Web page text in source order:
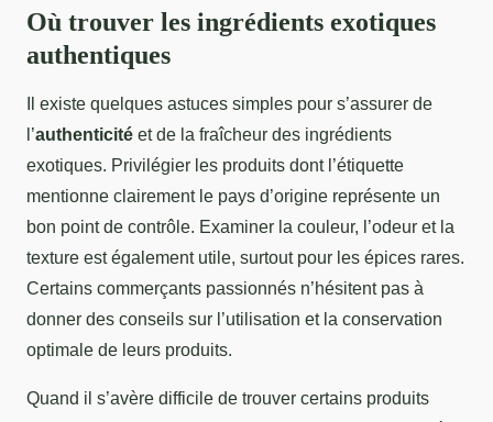
Où trouver les ingrédients exotiques
authentiques
Il existe quelques astuces simples pour s’assurer de
l’authenticité et de la fraîcheur des ingrédients
exotiques. Privilégier les produits dont l’étiquette
mentionne clairement le pays d’origine représente un
bon point de contrôle. Examiner la couleur, l’odeur et la
texture est également utile, surtout pour les épices rares.
Certains commerçants passionnés n’hésitent pas à
donner des conseils sur l’utilisation et la conservation
optimale de leurs produits.
Quand il s’avère difficile de trouver certains produits